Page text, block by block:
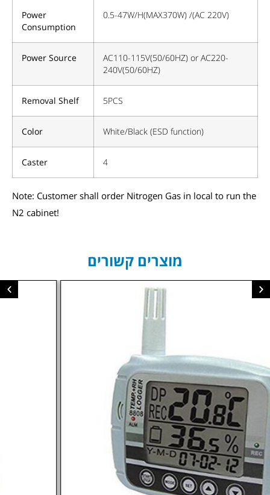
Power
Consumption
0.5-47W/H(MAX370W) /(AC 220V)
Power Source
AC110-115V(50/60HZ) or AC220-
240V(50/60HZ)
Removal Shelf 5PCS
Color White/Black (ESD function)
Caster 4
Note: Customer shall order Nitrogen Gas in local to run the
N2 cabinet!
מוצרים קשורים